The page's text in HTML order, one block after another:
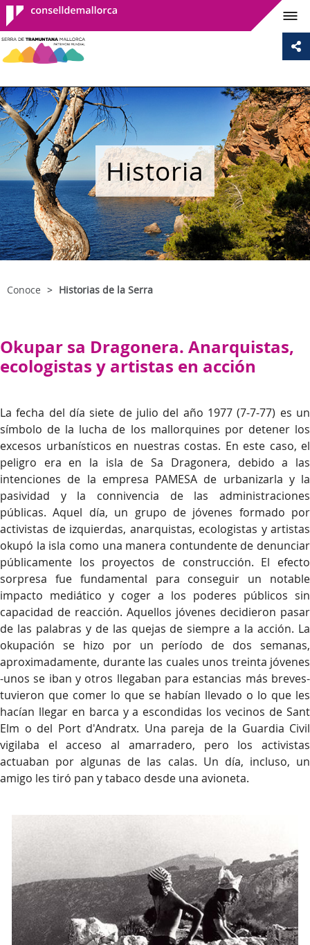
Consell de
Mallorca
Historia
Conoce Historias de la Serra
Okupar sa Dragonera. Anarquistas,
ecologistas y artistas en acción
La fecha del día siete de julio del año 1977 (7-7-77) es un
símbolo de la lucha de los mallorquines por detener los
excesos urbanísticos en nuestras costas. En este caso, el
peligro era en la isla de Sa Dragonera, debido a las
intenciones de la empresa PAMESA de urbanizarla y la
pasividad y la connivencia de las administraciones
públicas. Aquel día, un grupo de jóvenes formado por
activistas de izquierdas, anarquistas, ecologistas y artistas
okupó la isla como una manera contundente de denunciar
públicamente los proyectos de construcción. El efecto
sorpresa fue fundamental para conseguir un notable
impacto mediático y coger a los poderes públicos sin
capacidad de reacción. Aquellos jóvenes decidieron pasar
de las palabras y de las quejas de siempre a la acción. La
okupación se hizo por un período de dos semanas,
aproximadamente, durante las cuales unos treinta jóvenes
-unos se iban y otros llegaban para estancias más breves-
tuvieron que comer lo que se habían llevado o lo que les
hacían llegar en barca y a escondidas los vecinos de Sant
Elm o del Port d'Andratx. Una pareja de la Guardia Civil
vigilaba el acceso al amarradero, pero los activistas
actuaban por algunas de las calas. Un día, incluso, un
amigo les tiró pan y tabaco desde una avioneta.